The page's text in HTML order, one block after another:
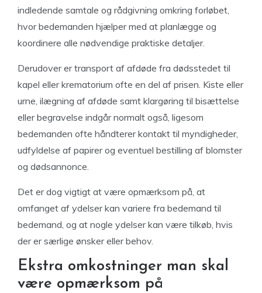
indledende samtale og rådgivning omkring forløbet,
hvor bedemanden hjælper med at planlægge og
koordinere alle nødvendige praktiske detaljer.
Derudover er transport af afdøde fra dødsstedet til
kapel eller krematorium ofte en del af prisen. Kiste eller
urne, ilægning af afdøde samt klargøring til bisættelse
eller begravelse indgår normalt også, ligesom
bedemanden ofte håndterer kontakt til myndigheder,
udfyldelse af papirer og eventuel bestilling af blomster
og dødsannonce.
Det er dog vigtigt at være opmærksom på, at
omfanget af ydelser kan variere fra bedemand til
bedemand, og at nogle ydelser kan være tilkøb, hvis
der er særlige ønsker eller behov.
Ekstra omkostninger man skal
være opmærksom på